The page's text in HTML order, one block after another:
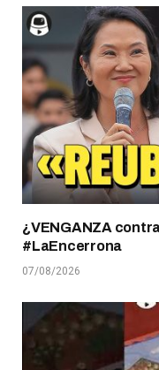
¿VENGANZA
#LaEncerrona
07/08/2026